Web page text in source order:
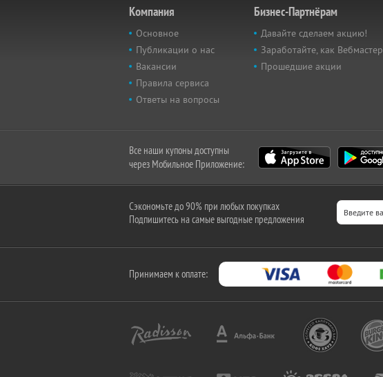
Компания
Основное
Публикации о нас
Вакансии
Правила сервиса
Ответы на вопросы
Бизнес-Партнёрам
Давайте сделаем акцию!
Заработайте, как Вебмастер
Прошедшие акции
Все наши купоны доступны
через Мобильное Приложение:
Сэкономьте до 90% при любых покупках
Подпишитесь на самые выгодные предложения
Принимаем к оплате: